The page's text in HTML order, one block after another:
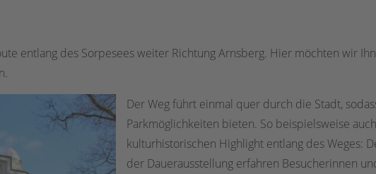
entlang des Sorpesees weiter Richtung Arnsberg. Hier möchten wir
Der Weg führt einmal quer durch die Stadt,
Parkmöglichkeiten bieten. So beispielsweise
kulturhistorischen Highlight entlang des Weges:
der Dauerausstellung erfahren Besucherinnen